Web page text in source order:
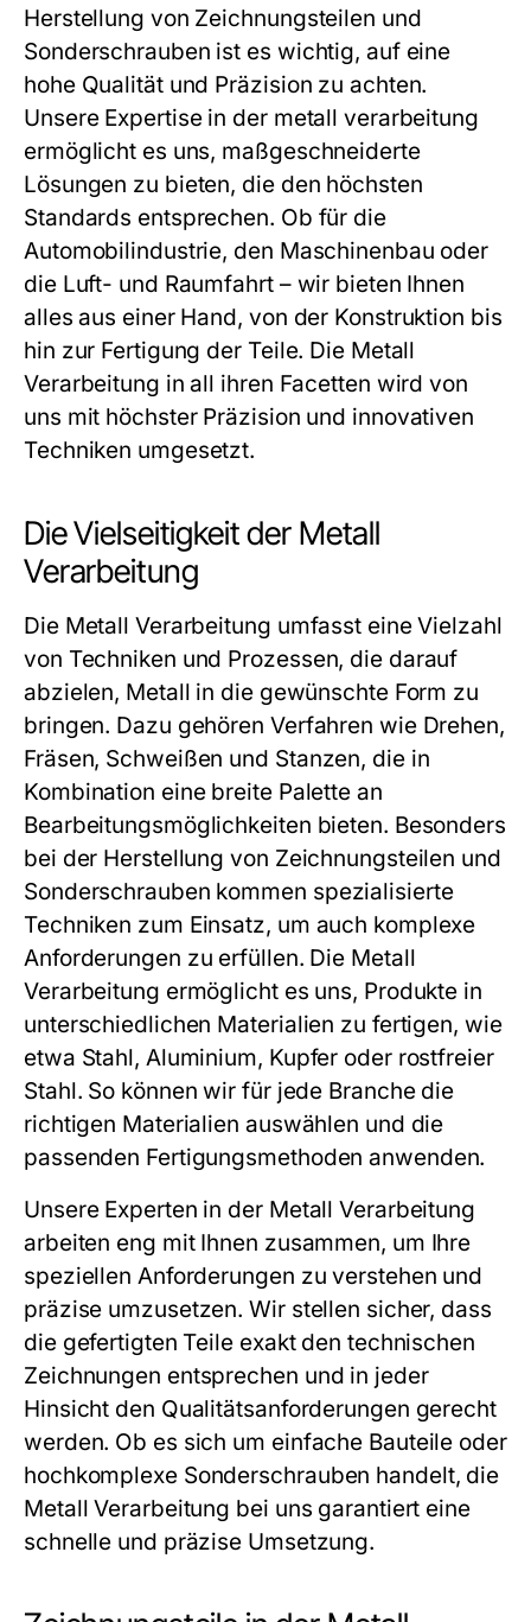
Herstellung von Zeichnungsteilen und
Sonderschrauben ist es wichtig, auf eine
hohe Qualität und Präzision zu achten.
Unsere Expertise in der metall verarbeitung
ermöglicht es uns, maßgeschneiderte
Lösungen zu bieten, die den höchsten
Standards entsprechen. Ob für die
Automobilindustrie, den Maschinenbau oder
die Luft- und Raumfahrt – wir bieten Ihnen
alles aus einer Hand, von der Konstruktion bis
hin zur Fertigung der Teile. Die Metall
Verarbeitung in all ihren Facetten wird von
uns mit höchster Präzision und innovativen
Techniken umgesetzt.
Die Vielseitigkeit der Metall
Verarbeitung
Die Metall Verarbeitung umfasst eine Vielzahl
von Techniken und Prozessen, die darauf
abzielen, Metall in die gewünschte Form zu
bringen. Dazu gehören Verfahren wie Drehen,
Fräsen, Schweißen und Stanzen, die in
Kombination eine breite Palette an
Bearbeitungsmöglichkeiten bieten. Besonders
bei der Herstellung von Zeichnungsteilen und
Sonderschrauben kommen spezialisierte
Techniken zum Einsatz, um auch komplexe
Anforderungen zu erfüllen. Die Metall
Verarbeitung ermöglicht es uns, Produkte in
unterschiedlichen Materialien zu fertigen, wie
etwa Stahl, Aluminium, Kupfer oder rostfreier
Stahl. So können wir für jede Branche die
richtigen Materialien auswählen und die
passenden Fertigungsmethoden anwenden.
Unsere Experten in der Metall Verarbeitung
arbeiten eng mit Ihnen zusammen, um Ihre
speziellen Anforderungen zu verstehen und
präzise umzusetzen. Wir stellen sicher, dass
die gefertigten Teile exakt den technischen
Zeichnungen entsprechen und in jeder
Hinsicht den Qualitätsanforderungen gerecht
werden. Ob es sich um einfache Bauteile oder
hochkomplexe Sonderschrauben handelt, die
Metall Verarbeitung bei uns garantiert eine
schnelle und präzise Umsetzung.